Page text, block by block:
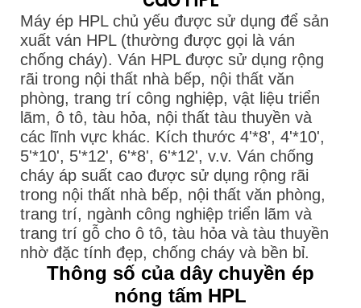
Máy ép HPL chủ yếu được sử dụng để sản
xuất ván HPL (thường được gọi là ván
chống cháy). Ván HPL được sử dụng rộng
rãi trong nội thất nhà bếp, nội thất văn
phòng, trang trí công nghiệp, vật liệu triển
lãm, ô tô, tàu hỏa, nội thất tàu thuyền và
các lĩnh vực khác. Kích thước 4'*8', 4'*10',
5'*10', 5'*12', 6'*8', 6'*12', v.v. Ván chống
cháy áp suất cao được sử dụng rộng rãi
trong nội thất nhà bếp, nội thất văn phòng,
trang trí, ngành công nghiệp triển lãm và
trang trí gỗ cho ô tô, tàu hỏa và tàu thuyền
nhờ đặc tính đẹp, chống cháy và bền bỉ.
Thông số của dây chuyền ép
nóng tấm HPL